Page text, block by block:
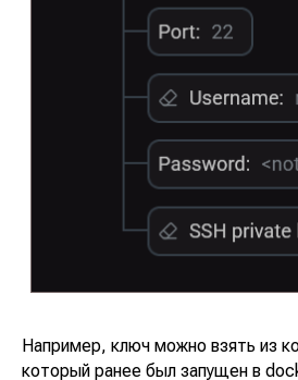
Например, ключ можно взять из
который ранее был запущен в